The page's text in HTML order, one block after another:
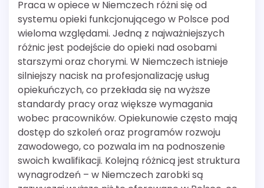
Praca w opiece w Niemczech różni się od
systemu opieki funkcjonującego w Polsce pod
wieloma względami. Jedną z najważniejszych
różnic jest podejście do opieki nad osobami
starszymi oraz chorymi. W Niemczech istnieje
silniejszy nacisk na profesjonalizację usług
opiekuńczych, co przekłada się na wyższe
standardy pracy oraz większe wymagania
wobec pracowników. Opiekunowie często mają
dostęp do szkoleń oraz programów rozwoju
zawodowego, co pozwala im na podnoszenie
swoich kwalifikacji. Kolejną różnicą jest struktura
wynagrodzeń – w Niemczech zarobki są